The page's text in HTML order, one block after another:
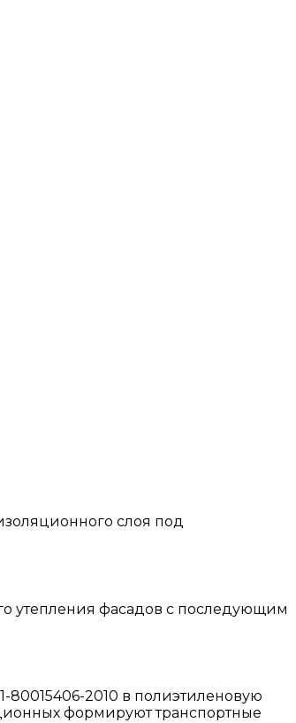
слоя под
утепления фасадов с последующим
80015406-2010 в полиэтиленовую
формируют транспортные